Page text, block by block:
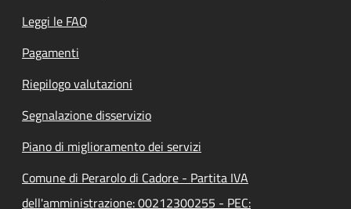
Leggi le FAQ
Pagamenti
Riepilogo valutazioni
Segnalazione disservizio
Piano di miglioramento dei servizi
Comune di Perarolo di Cadore - Partita IVA
dell'amministrazione: 00212300255 - PEC: